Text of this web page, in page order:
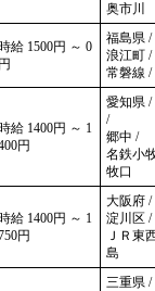
奥市川
給 1500円 ～ 0
円
福島県 /
浪江町 /
常磐線 /
給 1400円 ～ 1
円
愛知県 /
/
郷中 /
名鉄小
牧口
給 1400円 ～ 1
円
大阪府 /
淀川区 /
ＪＲ東
島
三重県 /